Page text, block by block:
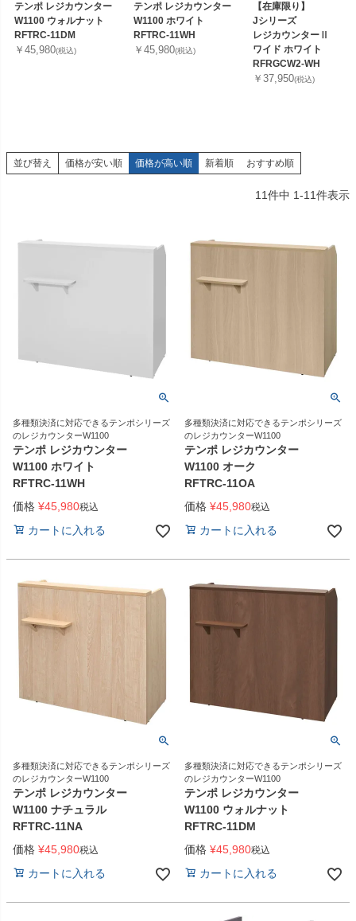
テンポ レジカウンター
W1100 ウォルナット
RFTRC-11DM
￥45,980(税込)
テンポ レジカウンター
W1100 ホワイト
RFTRC-11WH
￥45,980(税込)
【在庫限り】
Jシリーズ
レジカウンターⅡ
ワイド ホワイト
RFRGCW2-WH
￥37,950(税込)
並び替え 価格が安い順 価格が高い順 新着順 おすすめ順
11件中 1-11件表示
多種類決済に対応できるテンポシリーズ
のレジカウンターW1100
テンポ レジカウンター
W1100 ホワイト
RFTRC-11WH
価格 ¥45,980税込
カートに入れる
多種類決済に対応できるテンポシリーズ
のレジカウンターW1100
テンポ レジカウンター
W1100 オーク
RFTRC-11OA
価格 ¥45,980税込
カートに入れる
多種類決済に対応できるテンポシリーズ
のレジカウンターW1100
テンポ レジカウンター
W1100 ナチュラル
RFTRC-11NA
価格 ¥45,980税込
カートに入れる
多種類決済に対応できるテンポシリーズ
のレジカウンターW1100
テンポ レジカウンター
W1100 ウォルナット
RFTRC-11DM
価格 ¥45,980税込
カートに入れる